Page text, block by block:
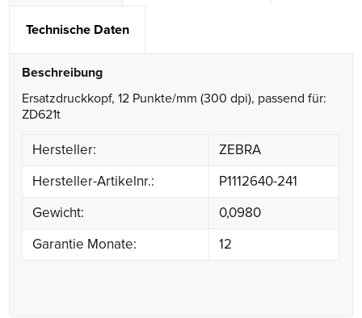
Technische Daten
Beschreibung
Ersatzdruckkopf, 12 Punkte/mm (300 dpi), passend für:
ZD621t
Hersteller:
ZEBRA
Hersteller-Artikelnr.:
P1112640-241
Gewicht:
0,0980
Garantie Monate:
12